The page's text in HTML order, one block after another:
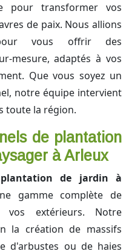
pour transformer vos
de paix. Nous allions
vous offrir des
mesure, adaptés à vos
Que vous soyez un
notre équipe intervient
toute la région.
de plantation
à Arleux
de jardin à
gamme complète de
vos extérieurs. Notre
la création de massifs
d'arbustes ou de haies